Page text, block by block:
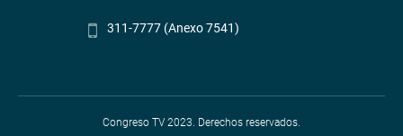
311-7777 (Anexo 7541)
Congreso TV 2023. Derechos reservados.